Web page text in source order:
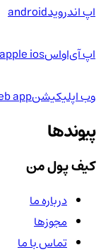
اپ اندرویدandroid
اپ آی‌او‌اسapple ios
وب اپلیکیشنapp
پیوندها
کیف پول من
درباره ما
مجوزها
تماس با ما